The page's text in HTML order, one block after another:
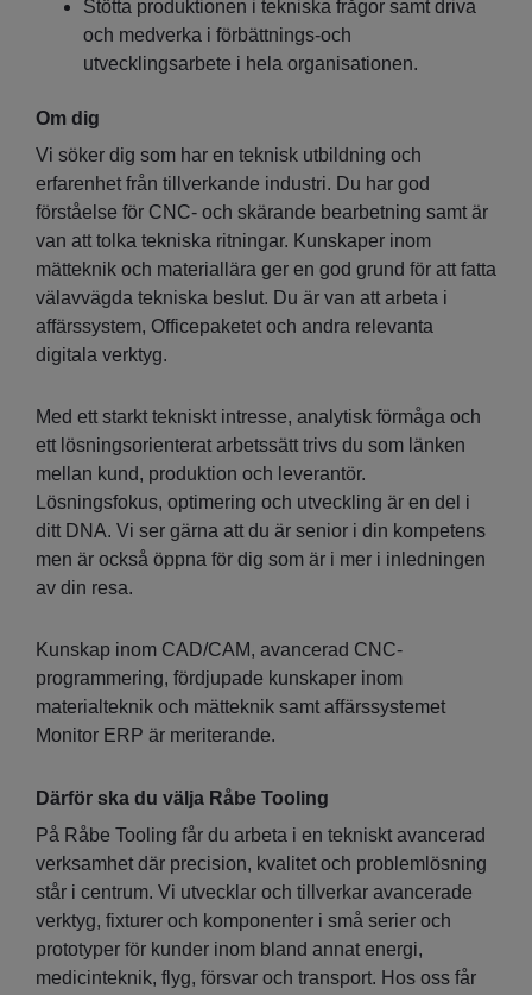
Stötta produktionen i tekniska frågor samt driva
och medverka i förbättnings-och
utvecklingsarbete i hela organisationen.
Om dig
Vi söker dig som har en teknisk utbildning och
erfarenhet från tillverkande industri. Du har god
förståelse för CNC- och skärande bearbetning samt är
van att tolka tekniska ritningar. Kunskaper inom
mätteknik och materiallära ger en god grund för att fatta
välavvägda tekniska beslut. Du är van att arbeta i
affärssystem, Officepaketet och andra relevanta
digitala verktyg.
Med ett starkt tekniskt intresse, analytisk förmåga och
ett lösningsorienterat arbetssätt trivs du som länken
mellan kund, produktion och leverantör.
Lösningsfokus, optimering och utveckling är en del i
ditt DNA. Vi ser gärna att du är senior i din kompetens
men är också öppna för dig som är i mer i inledningen
av din resa.
Kunskap inom CAD/CAM, avancerad CNC-
programmering, fördjupade kunskaper inom
materialteknik och mätteknik samt affärssystemet
Monitor ERP är meriterande.
Därför ska du välja Råbe Tooling
På Råbe Tooling får du arbeta i en tekniskt avancerad
verksamhet där precision, kvalitet och problemlösning
står i centrum. Vi utvecklar och tillverkar avancerade
verktyg, fixturer och komponenter i små serier och
prototyper för kunder inom bland annat energi,
medicinteknik, flyg, försvar och transport. Hos oss får